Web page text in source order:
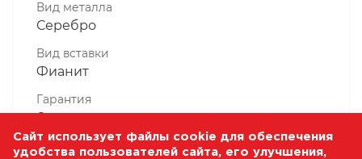
Вид металла
Серебро
Вид вставки
Фианит
Гарантия
6 месяцев
Комплектность, шт
Сайт использует файлы cookie для обеспечения
удобства пользователей сайта, его улучшения,